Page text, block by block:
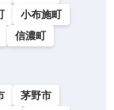
小布施町
信濃町
茅野市